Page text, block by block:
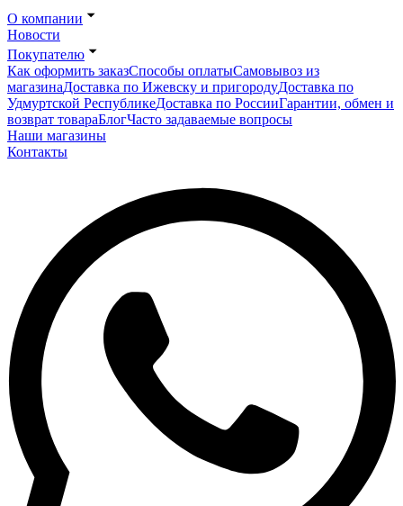
О компании
Новости
Покупателю
Как оформить заказСпособы оплатыСамовывоз из
магазинаДоставка по Ижевску и пригородуДоставка по
Удмуртской РеспубликеДоставка по РоссииГарантии, обмен и
возврат товараБлогЧасто задаваемые вопросы
Наши магазины
Контакты